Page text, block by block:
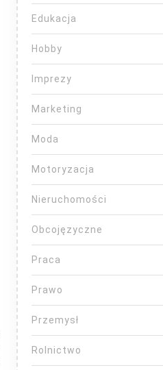
Edukacja
Hobby
Imprezy
Marketing
Moda
Motoryzacja
Nieruchomości
Obcojęzyczne
Praca
Prawo
Przemysł
Rolnictwo